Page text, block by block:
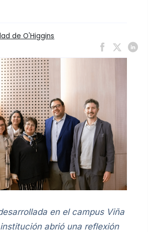
de O'Higgins
en el campus Viña
abrió una reflexión